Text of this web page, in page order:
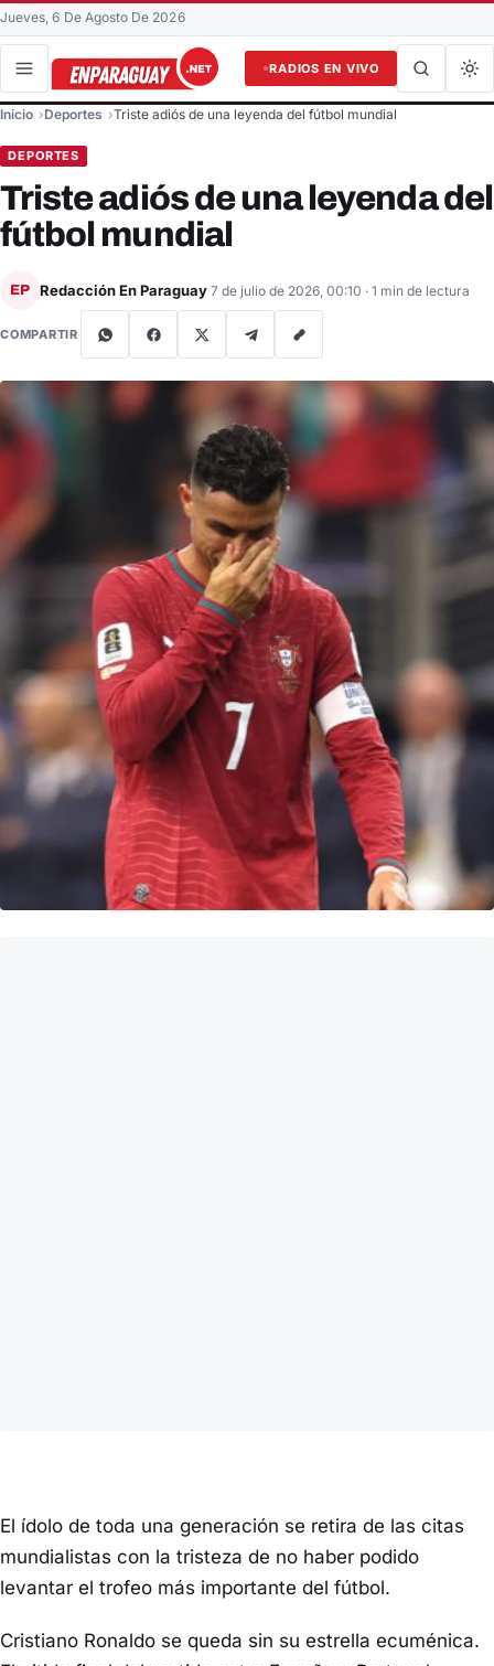
Jueves, 6 De Agosto De 2026
RADIOS EN VIVO
Buscar en el sitio
Inicio Deportes Triste adiós de una leyenda del fútbol mundial
DEPORTES
Triste adiós de una leyenda del
fútbol mundial
EP Redacción En Paraguay 7 de julio de 2026, 00:10 · 1 min de lectura
COMPARTIR
El ídolo de toda una generación se retira de las citas
mundialistas con la tristeza de no haber podido
levantar el trofeo más importante del fútbol.
Cristiano Ronaldo se queda sin su estrella ecuménica.